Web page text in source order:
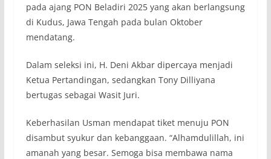
pada ajang PON Beladiri 2025 yang akan berlangsung
di Kudus, Jawa Tengah pada bulan Oktober
mendatang.
Dalam seleksi ini, H. Deni Akbar dipercaya menjadi
Ketua Pertandingan, sedangkan Tony Dilliyana
bertugas sebagai Wasit Juri.
Keberhasilan Usman mendapat tiket menuju PON
disambut syukur dan kebanggaan. “Alhamdulillah, ini
amanah yang besar. Semoga bisa membawa nama